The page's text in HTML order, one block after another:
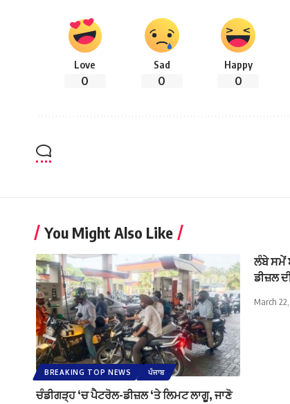
Love
0
Sad
0
Happy
0
You Might Also Like
BREAKING TOP NEWS ਪੰਜਾਬ
ਚੰਡੀਗੜ੍ਹ ‘ਚ ਪੈਟਰੋਲ-ਡੀਜ਼ਲ ‘ਤੇ ਲਿਮਟ ਲਾਗੂ, ਜਾਣੋ
ਲੰਬੇ ਸਮੇਂ
ਡੀਜ਼ਲ
March